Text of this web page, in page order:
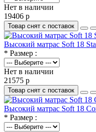
Нет в наличии
19406 р
Товар снят с поставок
Высокий матрас Soft 18
* Размер :
Нет в наличии
21575 р
Товар снят с поставок
Высокий матрас Soft 18
* Размер :